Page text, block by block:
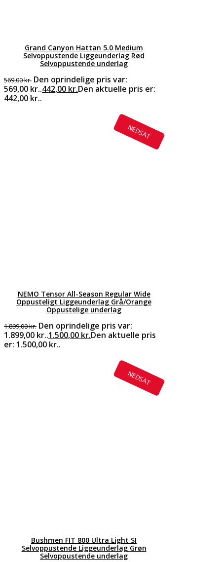
Grand Canyon Hattan 5.0 Medium
Selvoppustende Liggeunderlag Rød
Selvoppustende underlag
569,00kr. Den oprindelige pris var:
569,00 kr..442,00 kr.Den aktuelle pris er:
442,00 kr..
NEDSAT
NEMO Tensor All-Season Regular Wide
Oppusteligt Liggeunderlag Grå/Orange
Oppustelige underlag
1.899,00kr. Den oprindelige pris var:
1.899,00 kr..1.500,00 kr.Den aktuelle pris
er: 1.500,00 kr..
NEDSAT
Bushmen FIT 800 Ultra Light SI
Selvoppustende Liggeunderlag Grøn
Selvoppustende underlag